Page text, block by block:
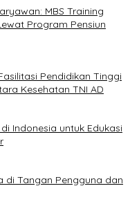
MBS Training
Program Pensiun
Pendidikan Tinggi
Kesehatan TNI AD
Indonesia untuk Edukasi
di Tangan Pengguna dan